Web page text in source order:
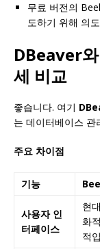
무료 버전의
도하기 위해 의
DBeaver와
세 비교
좋습니다. 여기
는 데이터베이스 관
주요 차이점
기능
사용자 인
터페이스
현
화
적